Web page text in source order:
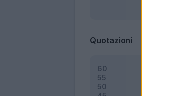
Quotazioni